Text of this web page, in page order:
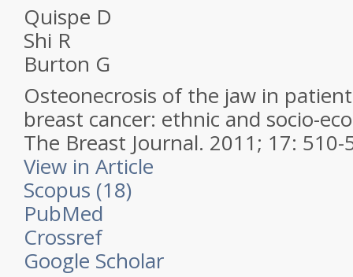
Quispe D
Shi R
Burton G
Osteonecrosis of the jaw in
breast cancer: ethnic and socio-
The Breast Journal. 2011; 17: 510-
View in Article
Scopus (18)
PubMed
Crossref
Google Scholar